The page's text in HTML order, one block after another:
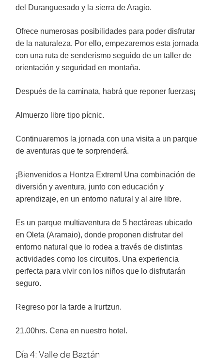
del Duranguesado y la sierra de Aragio.
Ofrece numerosas posibilidades para poder disfrutar
de la naturaleza. Por ello, empezaremos esta jornada
con una ruta de senderismo seguido de un taller de
orientación y seguridad en montaña.
Después de la caminata, habrá que reponer fuerzas¡
Almuerzo libre tipo pícnic.
Continuaremos la jornada con una visita a un parque
de aventuras que te sorprenderá.
¡Bienvenidos a Hontza Extrem! Una combinación de
diversión y aventura, junto con educación y
aprendizaje, en un entorno natural y al aire libre.
Es un parque multiaventura de 5 hectáreas ubicado
en Oleta (Aramaio), donde proponen disfrutar del
entorno natural que lo rodea a través de distintas
actividades como los circuitos. Una experiencia
perfecta para vivir con los niños que lo disfrutarán
seguro.
Regreso por la tarde a Irurtzun.
21.00hrs. Cena en nuestro hotel.
Día 4: Valle de Baztán